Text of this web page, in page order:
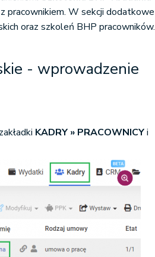
pracownikiem. W sekcji dodatkowe
oraz szkoleń BHP pracowników.
- wprowadzenie
KADRY » PRACOWNICYi